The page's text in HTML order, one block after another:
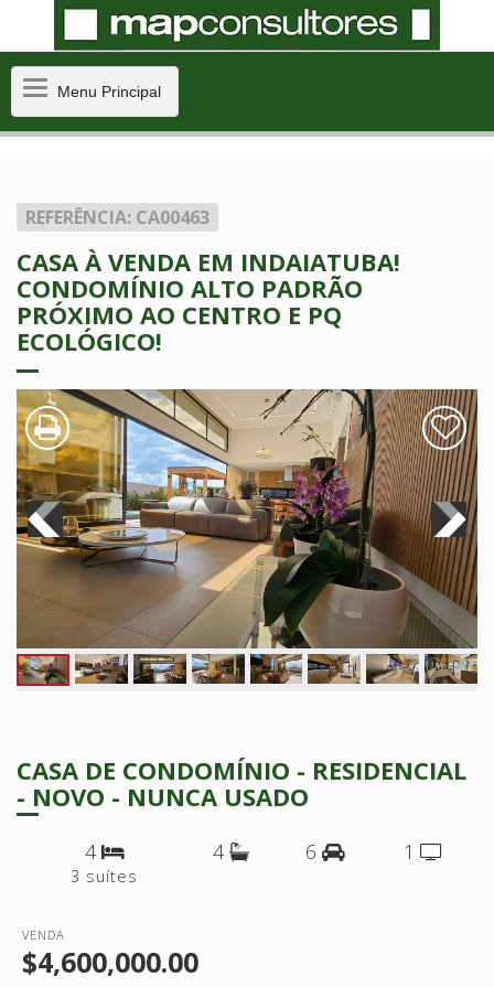
MenuMenu Principal
REFERÊNCIA: CA00463
CASA À VENDA EM INDAIATUBA!
CONDOMÍNIO ALTO PADRÃO
PRÓXIMO AO CENTRO E PQ
ECOLÓGICO!
CASA DE CONDOMÍNIO - RESIDENCIAL
- NOVO - NUNCA USADO
4
3 suítes
4 6 1
VENDA
$4,600,000.00